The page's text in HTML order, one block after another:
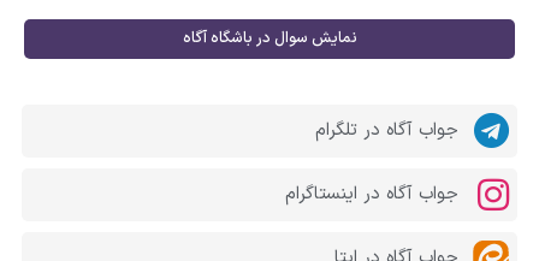
نمایش سوال در باشگاه آگاه
جواب آگاه در تلگرام
جواب آگاه در اینستاگرام